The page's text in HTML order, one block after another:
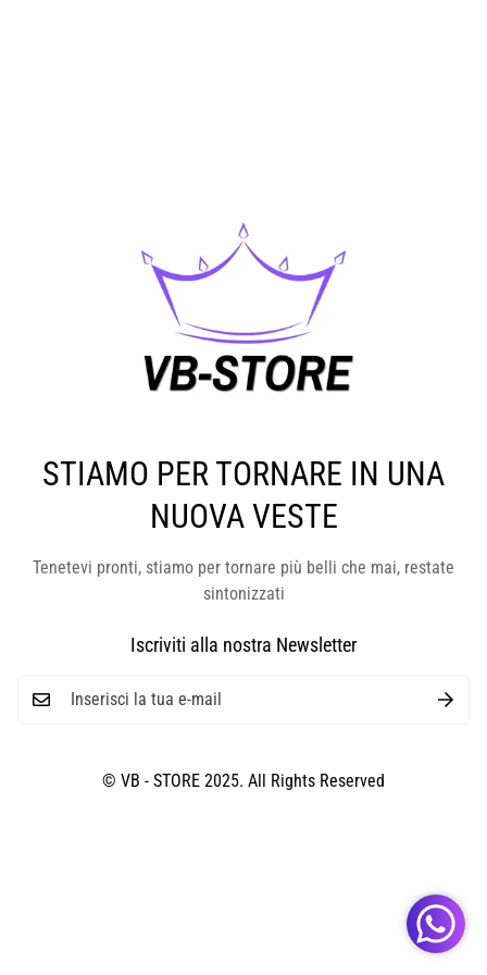
STIAMO PER TORNARE IN UNA
NUOVA VESTE
Tenetevi pronti, stiamo per tornare più belli che mai, restate
sintonizzati
Iscriviti alla nostra Newsletter
© VB - STORE 2025. All Rights Reserved